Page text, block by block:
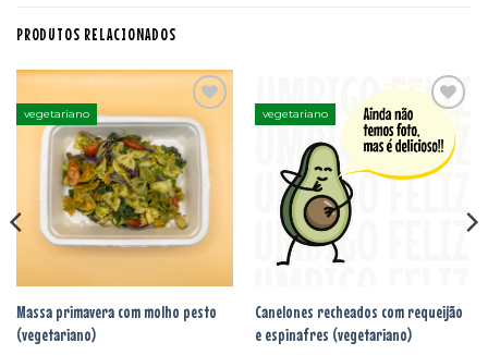
PRODUTOS RELACIONADOS
vegetariano
Adicionar
aos
favoritos
Massa primavera com molho pesto
(vegetariano)
vegetariano
Adicionar
aos
favoritos
Canelones recheados com requeijão
e espinafres (vegetariano)